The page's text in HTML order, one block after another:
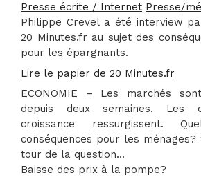
Presse écrite / Internet Presse/
Philippe Crevel a été interview
20 Minutes.fr au sujet des
pour les épargnants.
Lire le papier de 20 Minutes.fr
ECONOMIE – Les marchés
depuis deux semaines. Les
croissance ressurgissent.
conséquences pour les
tour de la question…
Baisse des prix à la pompe?